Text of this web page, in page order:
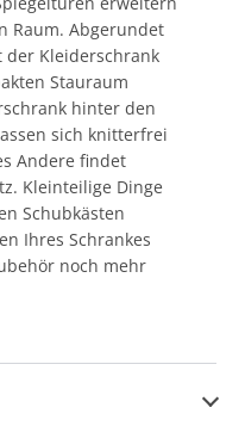
Raum. Abgerundet
Kleiderschrank
Stauraum
hinter den
sich knitterfrei
Andere findet
Kleinteilige Dinge
Schubkästen
Ihres Schrankes
noch mehr